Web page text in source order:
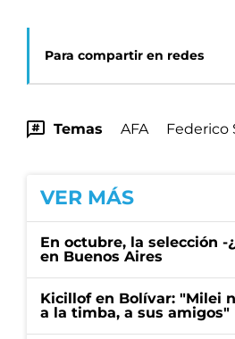
Para compartir en redes
Temas AFA Federico
VER MÁS
En octubre, la selección -
en Buenos Aires
Kicillof en Bolívar: "Milei
a la timba, a sus amigos"